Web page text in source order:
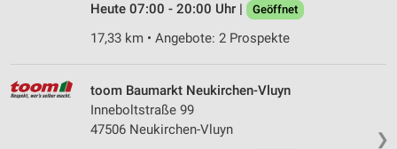
Heute 07:00 - 20:00 Uhr |
Geöffnet
17,33 km • Angebote: 2 Prospekte
❯
toom Baumarkt Neukirchen-Vluyn
Inneboltstraße 99
47506 Neukirchen-Vluyn
Entwicklung und Verbesserung der Angebote
IAB-Besonderheiten:
Verwendung genauer Standortdaten